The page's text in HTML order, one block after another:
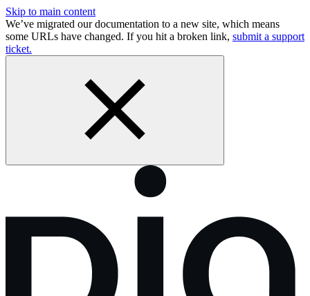
Skip to main content
We’ve migrated our documentation to a new site, which means
some URLs have changed. If you hit a broken link, submit a support
ticket.